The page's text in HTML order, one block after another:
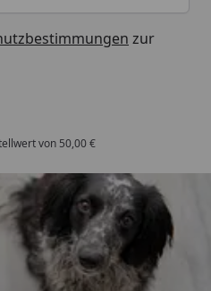
zur
von 50,00 €
Shops
4,74/ 5